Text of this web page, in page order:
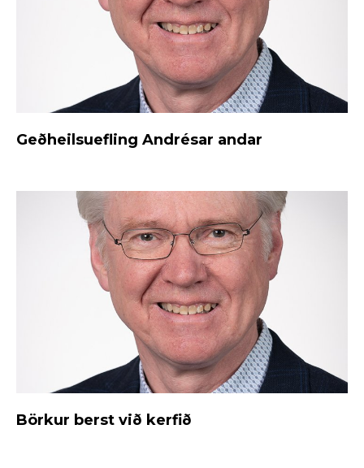
Geðheilsuefling Andrésar andar
Börkur berst við kerfið